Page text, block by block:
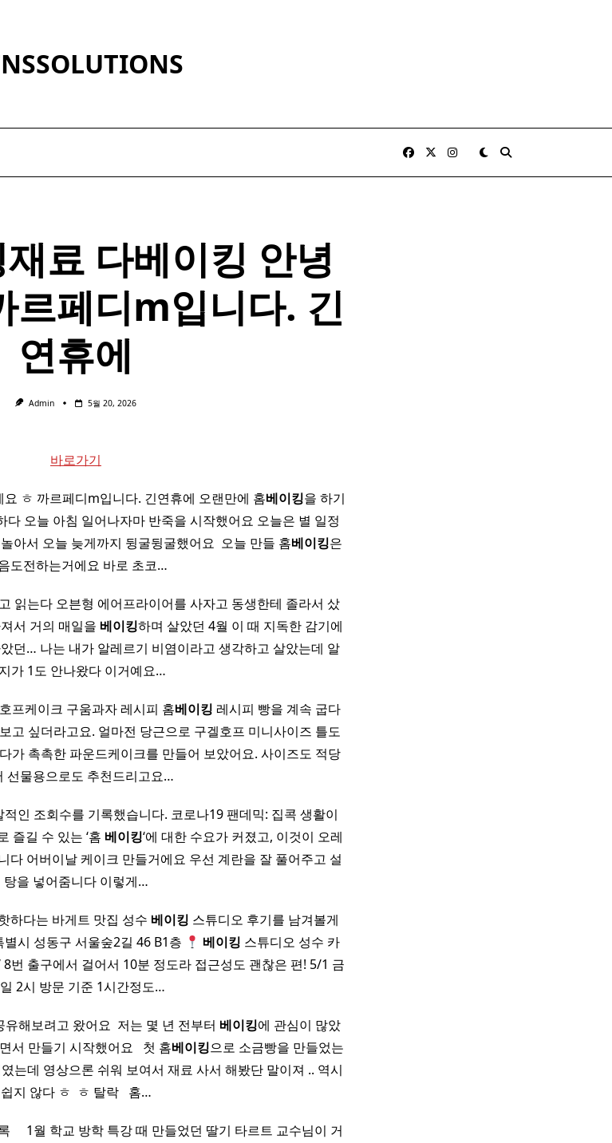
재료 다베이킹 안녕
르페디m입니다. 긴
연휴에
Admin 5월 20, 2026
바로가기
ㅎ 까르페디m입니다. 긴연휴에 오랜만에 홈베이킹을 하기
다 오늘 아침 일어나자마 반죽을 시작했어요 오늘은 별 일정
아서 오늘 늦게까지 뒹굴뒹굴했어요 ​ 오늘 만들 홈베이킹은
도전하는거에요 바로 초코…
읽는다 오븐형 에어프라이어를 사자고 동생한테 졸라서 샀
서 거의 매일을 베이킹하며 살았던 4월 이 때 지독한 감기에
던… 나는 내가 알레르기 비염이라고 생각하고 살았는데 알
가 1도 안나왔다 이거예요…
프케이크 구움과자 레시피 홈베이킹 레시피 빵을 계속 굽다
고 싶더라고요. 얼마전 당근으로 구겔호프 미니사이즈 틀도
가 촉촉한 파운드케이크를 만들어 보았어요. 사이즈도 적당
선물용으로도 추천드리고요…
인 조회수를 기록했습니다. 코로나19 팬데믹: 집콕 생활이
즐길 수 있는 ‘홈 베이킹‘에 대한 수요가 커졌고, 이것이 오레
다 어버이날 케이크 만들거에요 우선 계란을 잘 풀어주고 설
탕을 넣어줌니다 이렇게…
하다는 바게트 맛집 성수 베이킹 스튜디오 후기를 남겨볼게
시 성동구 서울숲2길 46 B1층 베이킹 스튜디오 성수 카
번 출구에서 걸어서 10분 정도라 접근성도 괜찮은 편! 5/1 금
2시 방문 기준 1시간정도…
해보려고 왔어요 ​ 저는 몇 년 전부터 베이킹에 관심이 많았
서 만들기 시작했어요 ​ ​ 첫 홈베이킹으로 소금빵을 만들었는
는데 영상으론 쉬워 보여서 재료 사서 해봤단 말이져 .. 역시
쉽지 않다 ㅎ ​ ㅎ 탈락 ​ ​ 홈…
1월 학교 방학 특강 때 만들었던 딸기 타르트 교수님이 거